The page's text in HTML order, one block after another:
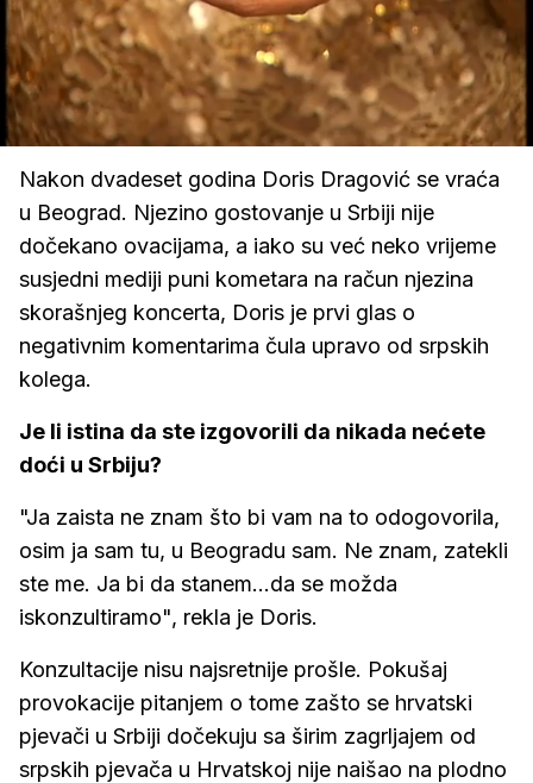
Upali
zvuk
Loaded
39.67%
Nakon dvadeset godina Doris Dragović se vraća
u Beograd. Njezino gostovanje u Srbiji nije
dočekano ovacijama, a iako su već neko vrijeme
susjedni mediji puni kometara na račun njezina
skorašnjeg koncerta, Doris je prvi glas o
negativnim komentarima čula upravo od srpskih
kolega.
Je li istina da ste izgovorili da nikada nećete
doći u Srbiju?
"Ja zaista ne znam što bi vam na to odogovorila,
osim ja sam tu, u Beogradu sam. Ne znam, zatekli
ste me. Ja bi da stanem...da se možda
iskonzultiramo", rekla je Doris.
Konzultacije nisu najsretnije prošle. Pokušaj
provokacije pitanjem o tome zašto se hrvatski
pjevači u Srbiji dočekuju sa širim zagrljajem od
srpskih pjevača u Hrvatskoj nije naišao na plodno